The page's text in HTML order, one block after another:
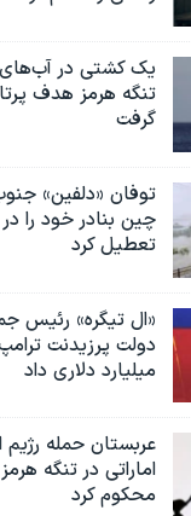
یک کشتی در آب‌های
تنگه هرمز هدف
گرفت
توفان «دلفین»
چین بنادر خود را
تعطیل کرد
«ال تیگره» رئیس
دولت پرزیدنت
میلیارد دلاری داد
عربستان حمله رژیم
اماراتی در تنگه
محکوم کرد